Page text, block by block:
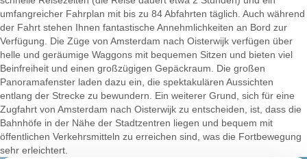
umfangreicher Fahrplan mit bis zu 84 Abfahrten täglich. Auch während
der Fahrt stehen Ihnen fantastische Annehmlichkeiten an Bord zur
Verfügung. Die Züge von Amsterdam nach Oisterwijk verfügen über
helle und geräumige Waggons mit bequemen Sitzen und bieten viel
Beinfreiheit und einen großzügigen Gepäckraum. Die großen
Panoramafenster laden dazu ein, die spektakulären Aussichten
entlang der Strecke zu bewundern. Ein weiterer Grund, sich für eine
Zugfahrt von Amsterdam nach Oisterwijk zu entscheiden, ist, dass die
Bahnhöfe in der Nähe der Stadtzentren liegen und bequem mit
öffentlichen Verkehrsmitteln zu erreichen sind, was die Fortbewegung
sehr erleichtert.